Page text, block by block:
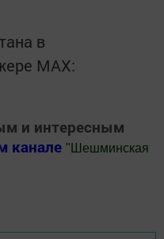
в
MАХ:
и интересным
канале " Шешминская